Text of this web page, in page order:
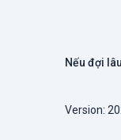
Nếu đợi
Version: